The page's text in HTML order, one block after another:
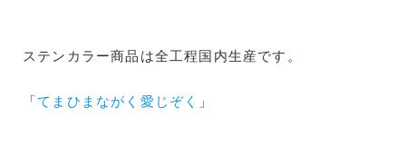
ステンカラー商品は全工程国内生産です。
「てまひまながく愛じぞく 」